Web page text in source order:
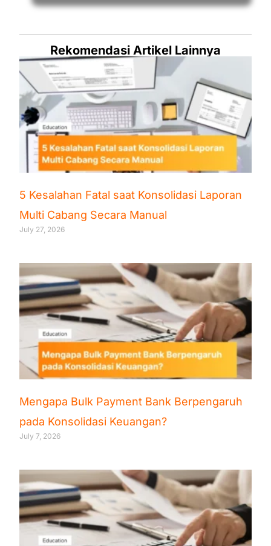
Rekomendasi Artikel Lainnya
5 Kesalahan Fatal saat Konsolidasi Laporan
Multi Cabang Secara Manual
July 27, 2026
Mengapa Bulk Payment Bank Berpengaruh
pada Konsolidasi Keuangan?
July 7, 2026